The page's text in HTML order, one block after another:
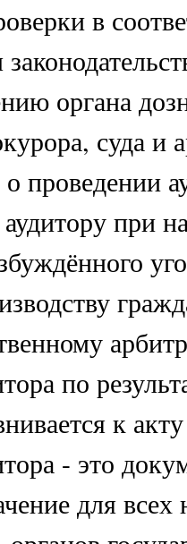
в
органа
суда и
проведении
при
по
к
- это
для